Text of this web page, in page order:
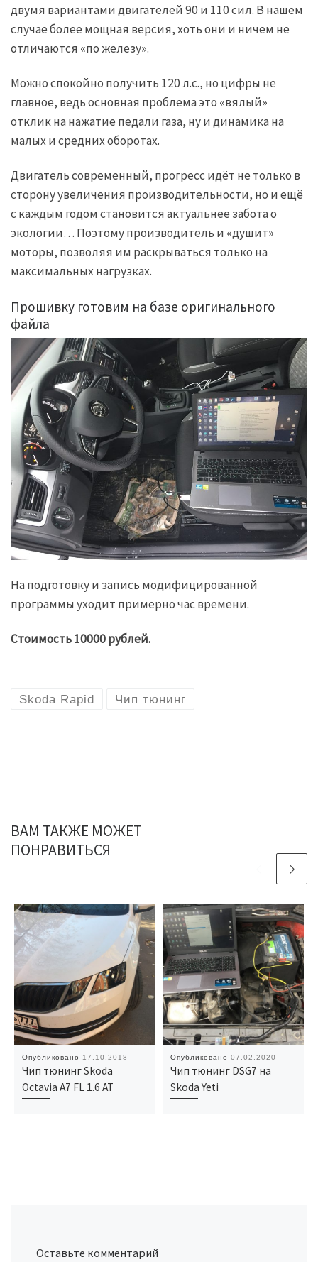
двумя вариантами двигателей 90 и 110 сил. В нашем
случае более мощная версия, хоть они и ничем не
отличаются «по железу».
Можно спокойно получить 120 л.с., но цифры не
главное, ведь основная проблема это «вялый»
отклик на нажатие педали газа, ну и динамика на
малых и средних оборотах.
Двигатель современный, прогресс идёт не только в
сторону увеличения производительности, но и ещё
с каждым годом становится актуальнее забота о
экологии… Поэтому производитель и «душит»
моторы, позволяя им раскрываться только на
максимальных нагрузках.
Прошивку готовим на базе оригинального
файла
На подготовку и запись модифицированной
программы уходит примерно час времени.
Стоимость 10000 рублей.
Skoda Rapid Чип тюнинг
ВАМ ТАКЖЕ МОЖЕТ
ПОНРАВИТЬСЯ
Опубликовано 17.10.2018
Чип тюнинг Skoda
Octavia A7 FL 1.6 AT
Опубликовано07.02.2020
Чип тюнинг DSG7 на
Skoda Yeti
Оставьте комментарий